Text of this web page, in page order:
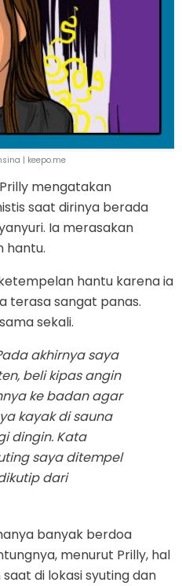
| keepo.me
mengatakan
saat dirinya berada
Ia merasakan
hantu.
hantu karena ia
terasa sangat panas.
sekali.
akhirnya saya
beli kipas angin
ke badan agar
kayak di sauna
dingin. Kata
saya ditempel
dari
banyak berdoa
menurut Prilly, hal
di lokasi syuting dan